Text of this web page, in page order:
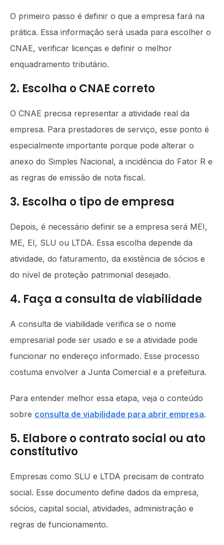
O primeiro passo é definir o que a empresa fará na
prática. Essa informação será usada para escolher o
CNAE, verificar licenças e definir o melhor
enquadramento tributário.
2. Escolha o CNAE correto
O CNAE precisa representar a atividade real da
empresa. Para prestadores de serviço, esse ponto é
especialmente importante porque pode alterar o
anexo do Simples Nacional, a incidência do Fator R e
as regras de emissão de nota fiscal.
3. Escolha o tipo de empresa
Depois, é necessário definir se a empresa será MEI,
ME, EI, SLU ou LTDA. Essa escolha depende da
atividade, do faturamento, da existência de sócios e
do nível de proteção patrimonial desejado.
4. Faça a consulta de viabilidade
A consulta de viabilidade verifica se o nome
empresarial pode ser usado e se a atividade pode
funcionar no endereço informado. Esse processo
costuma envolver a Junta Comercial e a prefeitura.
Para entender melhor essa etapa, veja o conteúdo
sobre consulta de viabilidade para abrir empresa.
5. Elabore o contrato social ou ato
constitutivo
Empresas como SLU e LTDA precisam de contrato
social. Esse documento define dados da empresa,
sócios, capital social, atividades, administração e
regras de funcionamento.